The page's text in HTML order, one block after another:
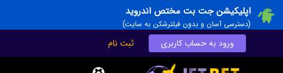
اپلیکیشن جت بت مختص اندروید
(دسترسی آسان و بدون فیلترشکن به سایت)
ورود به حساب کاربری ثبت نام